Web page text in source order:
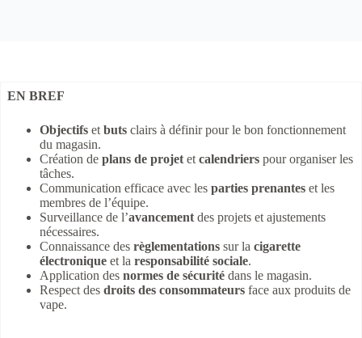
EN BREF
Objectifs et buts clairs à définir pour le bon fonctionnement
du magasin.
Création de plans de projet et calendriers pour organiser les
tâches.
Communication efficace avec les parties prenantes et les
membres de l’équipe.
Surveillance de l’avancement des projets et ajustements
nécessaires.
Connaissance des règlementations sur la cigarette
électronique et la responsabilité sociale.
Application des normes de sécurité dans le magasin.
Respect des droits des consommateurs face aux produits de
vape.